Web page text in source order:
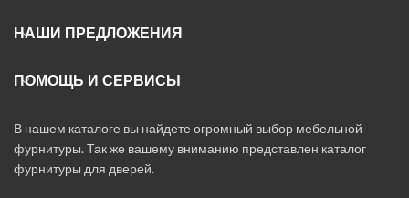
НАШИ ПРЕДЛОЖЕНИЯ
ПОМОЩЬ И СЕРВИСЫ
В нашем каталоге вы найдете огромный выбор мебельной
фурнитуры. Так же вашему вниманию представлен каталог
фурнитуры для дверей.